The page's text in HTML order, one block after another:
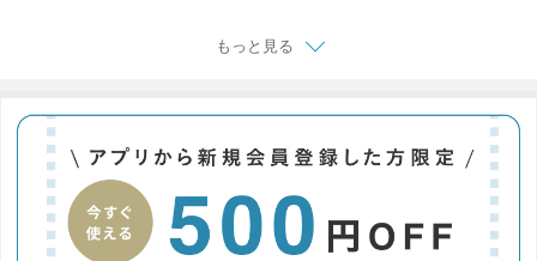
もっと見る